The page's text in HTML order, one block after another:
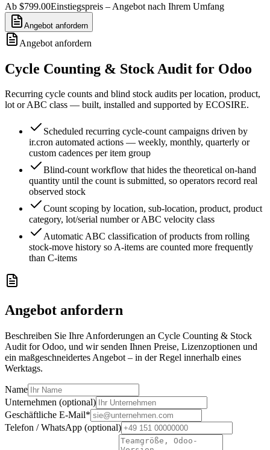
Ab $799.00Einstiegspreis – Angebot nach Ihrem Umfang
Angebot anfordern
Angebot anfordern
Cycle Counting & Stock Audit for Odoo
Recurring cycle counts and blind stock audits per location, product,
lot or ABC class — built, installed and supported by ECOSIRE.
Scheduled recurring cycle-count campaigns driven by
ir.cron automated actions — weekly, monthly, quarterly or
custom cadences per item group
Blind-count workflow that hides the theoretical on-hand
quantity until the count is submitted, so operators record real
observed stock
Count scoping by location, sub-location, product, product
category, lot/serial number or ABC velocity class
Automatic ABC classification of products from rolling
stock-move history so A-items are counted more frequently
than C-items
Angebot anfordern
Beschreiben Sie Ihre Anforderungen an Cycle Counting & Stock
Audit for Odoo, und wir senden Ihnen Preise, Lizenzoptionen und
ein maßgeschneidertes Angebot – in der Regel innerhalb eines
Werktags.
Name
Unternehmen (optional)
Geschäftliche E-Mail*
Telefon / WhatsApp (optional)